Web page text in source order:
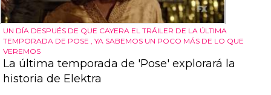
UN DÍA DESPUÉS DE QUE CAYERA EL TRÁILER DE LA ÚLTIMA
TEMPORADA DE POSE , YA SABEMOS UN POCO MÁS DE LO QUE
VEREMOS
La última temporada de 'Pose' explorará la
historia de Elektra